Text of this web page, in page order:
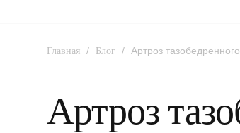
Главная / Блог / Артроз
Артроз